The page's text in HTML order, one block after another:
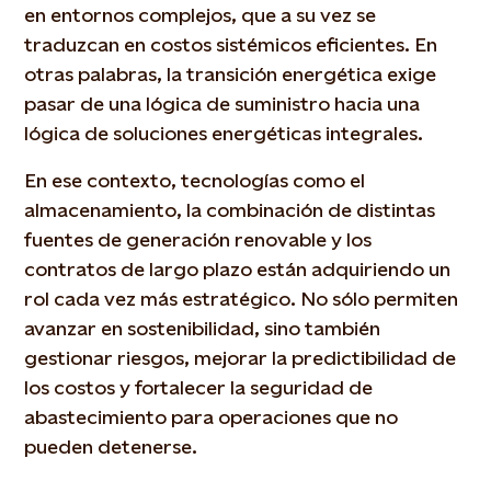
en entornos complejos, que a su vez se
traduzcan en costos sistémicos eficientes. En
otras palabras, la transición energética exige
pasar de una lógica de suministro hacia una
lógica de soluciones energéticas integrales.
En ese contexto, tecnologías como el
almacenamiento, la combinación de distintas
fuentes de generación renovable y los
contratos de largo plazo están adquiriendo un
rol cada vez más estratégico. No sólo permiten
avanzar en sostenibilidad, sino también
gestionar riesgos, mejorar la predictibilidad de
los costos y fortalecer la seguridad de
abastecimiento para operaciones que no
pueden detenerse.